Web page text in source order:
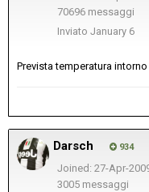
70696 messaggi
Inviato January 6
Prevista temperatura
Darsch 934
Joined: 27-Apr-
3005 messaggi